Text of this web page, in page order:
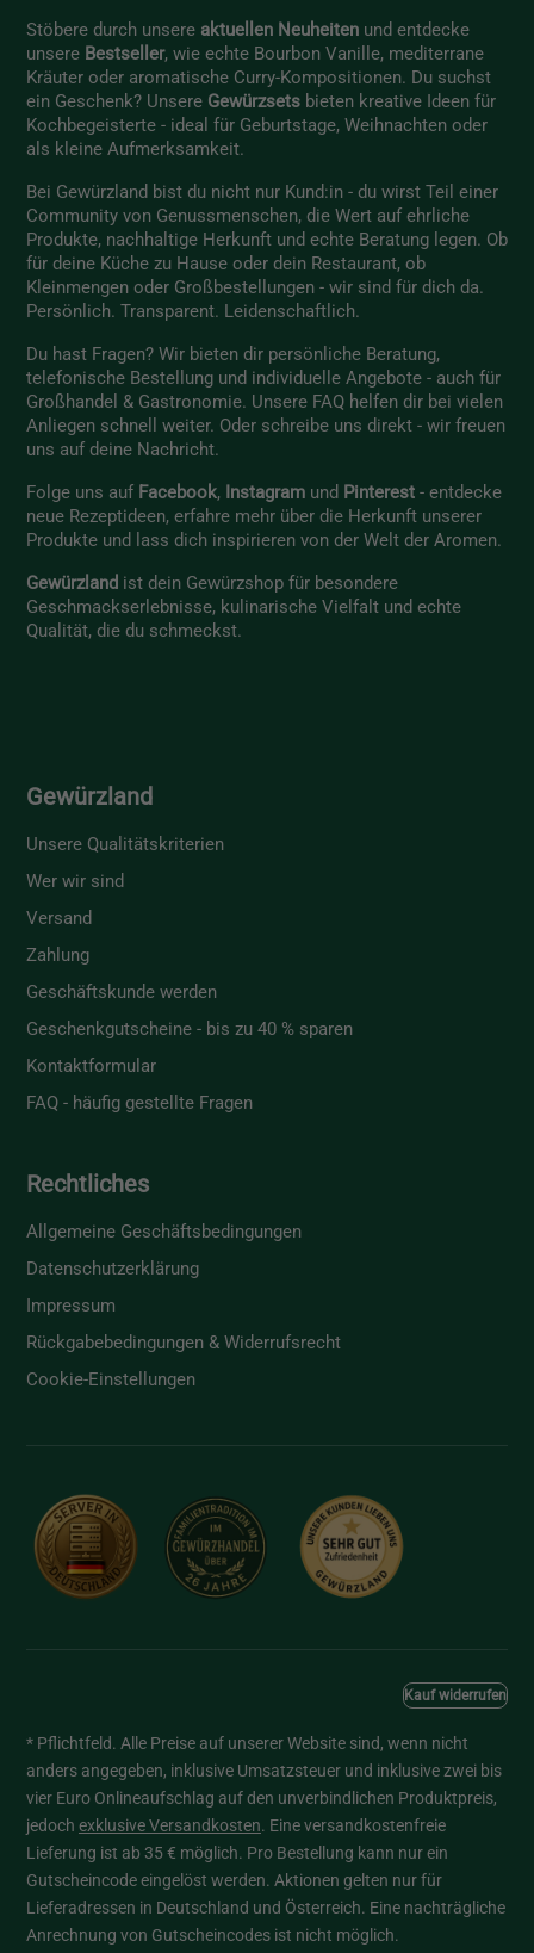
Stöbere durch unsere aktuellen Neuheiten und entdecke
unsere Bestseller, wie echte Bourbon Vanille, mediterrane
Kräuter oder aromatische Curry-Kompositionen. Du suchst
ein Geschenk? Unsere Gewürzsets bieten kreative Ideen für
Kochbegeisterte - ideal für Geburtstage, Weihnachten oder
als kleine Aufmerksamkeit.
Bei Gewürzland bist du nicht nur Kund:in - du wirst Teil einer
Community von Genussmenschen, die Wert auf ehrliche
Produkte, nachhaltige Herkunft und echte Beratung legen. Ob
für deine Küche zu Hause oder dein Restaurant, ob
Kleinmengen oder Großbestellungen - wir sind für dich da.
Persönlich. Transparent. Leidenschaftlich.
Du hast Fragen? Wir bieten dir persönliche Beratung,
telefonische Bestellung und individuelle Angebote - auch für
Großhandel & Gastronomie. Unsere FAQ helfen dir bei vielen
Anliegen schnell weiter. Oder schreibe uns direkt - wir freuen
uns auf deine Nachricht.
Folge uns auf Facebook, Instagram und Pinterest - entdecke
neue Rezeptideen, erfahre mehr über die Herkunft unserer
Produkte und lass dich inspirieren von der Welt der Aromen.
Gewürzland ist dein Gewürzshop für besondere
Geschmackserlebnisse, kulinarische Vielfalt und echte
Qualität, die du schmeckst.
Gewürzland
Unsere Qualitätskriterien
Wer wir sind
Versand
Zahlung
Geschäftskunde werden
Geschenkgutscheine - bis zu 40 % sparen
Kontaktformular
FAQ - häufig gestellte Fragen
Rechtliches
Allgemeine Geschäftsbedingungen
Datenschutzerklärung
Impressum
Rückgabebedingungen & Widerrufsrecht
Cookie-Einstellungen
Kauf widerrufen
* Pflichtfeld. Alle Preise auf unserer Website sind, wenn nicht
anders angegeben, inklusive Umsatzsteuer und inklusive zwei bis
vier Euro Onlineaufschlag auf den unverbindlichen Produktpreis,
jedoch exklusive Versandkosten. Eine versandkostenfreie
Lieferung ist ab 35 € möglich. Pro Bestellung kann nur ein
Gutscheincode eingelöst werden. Aktionen gelten nur für
Lieferadressen in Deutschland und Österreich. Eine nachträgliche
Anrechnung von Gutscheincodes ist nicht möglich.